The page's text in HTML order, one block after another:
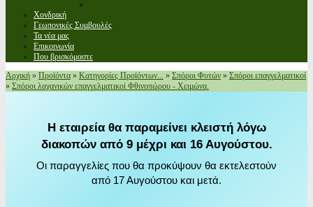
Χονδρική
Γεωπονικές Συμβουλές
Τα νέα μας
Επικοινωνία
Που βρισκόμαστε
Αρχική » Προϊόντα » Κατηγορίες Προϊόντων... » Σπόροι Φυτών » Σπόροι επαγγελματικοί
» Σπόροι λαχανικών επαγγελματικοί Φθινοπώρου - Χειμώνα.
Η εταιρεία θα παραμείνει κλειστή λόγω
διακοπών από 9 μέχρι και 16 Αυγούστου.
Οι παραγγελίες που θα προκύψουν θα εκτελεστούν
από 17 Αυγούστου και μετά.